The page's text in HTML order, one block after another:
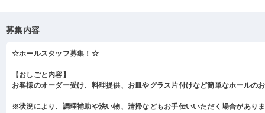
募集内容
☆ホールスタッフ募集！☆
【おしごと内容】
お客様のオーダー受け、料理提供、お皿やグラス片付けなど簡単なホールの
※状況により、調理補助や洗い物、清掃などもお手伝いいただく場合があり